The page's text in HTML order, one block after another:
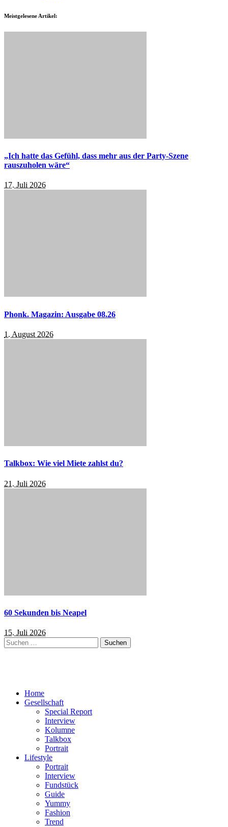
Meistgelesene Artikel:
„Ich hatte das Gefühl, dass mehr aus der Party-Szene
rauszuholen wäre“
17. Juli 2026
Phonk. Magazin: Ausgabe 08.26
1. August 2026
Talkbox: Wie viel Miete zahlst du?
21. Juli 2026
60 Sekunden bis Neapel
15. Juli 2026
Suchen
nach:
Home
Gesellschaft
Special Report
Interview
Kolumne
Talkbox
Portrait
Lifestyle
Portrait
Interview
Fundstück
Guide
Yummy
Fashion
Trend